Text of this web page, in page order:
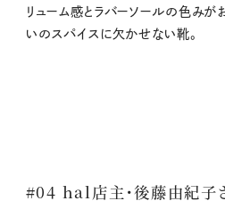
リューム感とラバーソールの色みが
いのスパイスに欠かせない靴。
#04 hal店主・後藤由紀子